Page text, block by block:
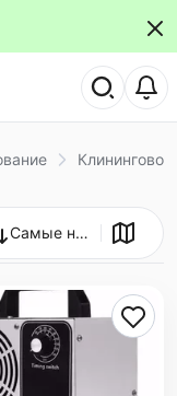
Клининговое
Самые новые